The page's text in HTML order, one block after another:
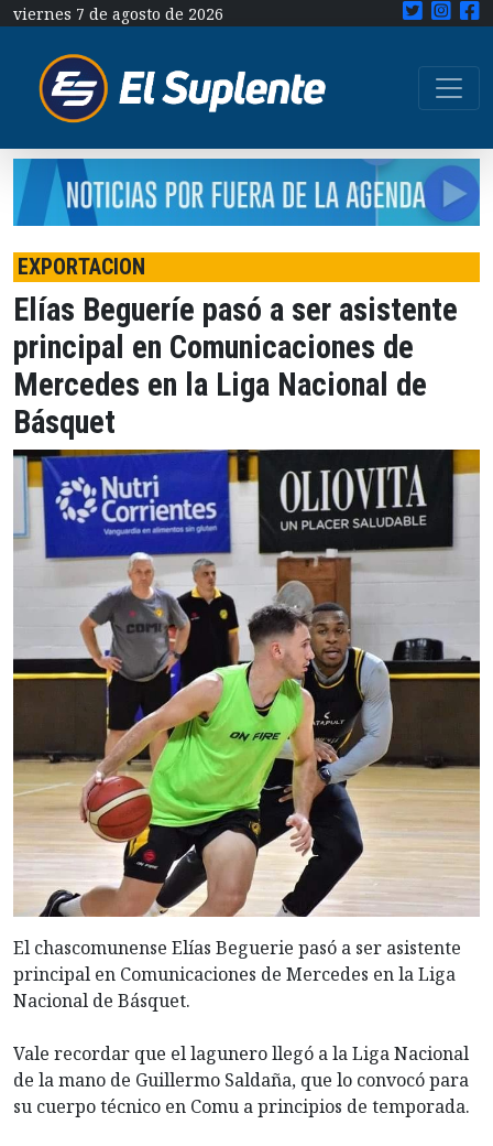
viernes 7 de agosto de 2026
EXPORTACION
Elías Begueríe pasó a ser asistente
principal en Comunicaciones de
Mercedes en la Liga Nacional de
Básquet
El chascomunense Elías Beguerie pasó a ser asistente
principal en Comunicaciones de Mercedes en la Liga
Nacional de Básquet.
Vale recordar que el lagunero llegó a la Liga Nacional
de la mano de Guillermo Saldaña, que lo convocó para
su cuerpo técnico en Comu a principios de temporada.